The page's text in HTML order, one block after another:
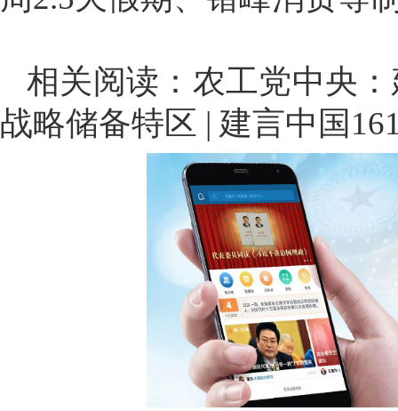
相关阅读： 农工党中央
战略储备特区 | 建言中国